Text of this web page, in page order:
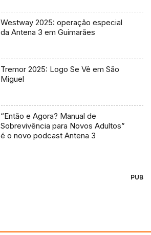
Westway 2025: operação especial
da Antena 3 em Guimarães
Tremor 2025: Logo Se Vê em São
Miguel
“Então e Agora? Manual de
Sobrevivência para Novos Adultos”
é o novo podcast Antena 3
PUB